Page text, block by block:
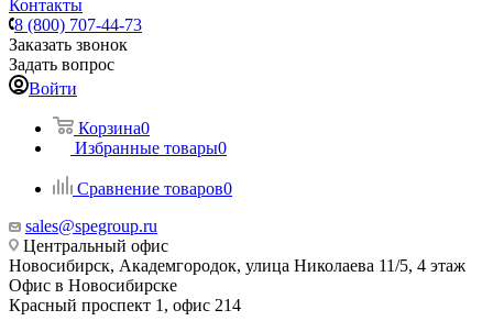
Контакты
8 (800) 707-44-73
Заказать звонок
Задать вопрос
Войти
Корзина0
Избранные товары0
Сравнение товаров0
sales@spegroup.ru
Центральный офис
Новосибирск, Академгородок, улица Николаева 11/5, 4 этаж
Офис в Новосибирске
Красный проспект 1, офис 214